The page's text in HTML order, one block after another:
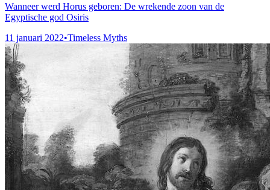
Wanneer werd Horus geboren: De wrekende zoon van de
Egyptische god Osiris
11 januari 2022•Timeless Myths